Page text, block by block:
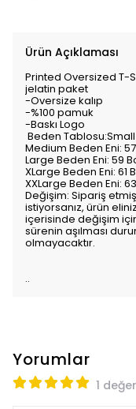
Ürün Açıklaması
Printed Oversized T-
jelatin paket
-Oversize kalıp
-%100 pamuk
-Baskı Logo
Beden
Medium Beden Eni:
Large Beden Eni: 59
XLarge Beden Eni: 61
XXLarge Beden Eni:
Değişim: Sipariş
istiyorsanız, ürün
içerisinde değişim
sürenin aşılması
olmayacaktır.
..
Yorumlar
1